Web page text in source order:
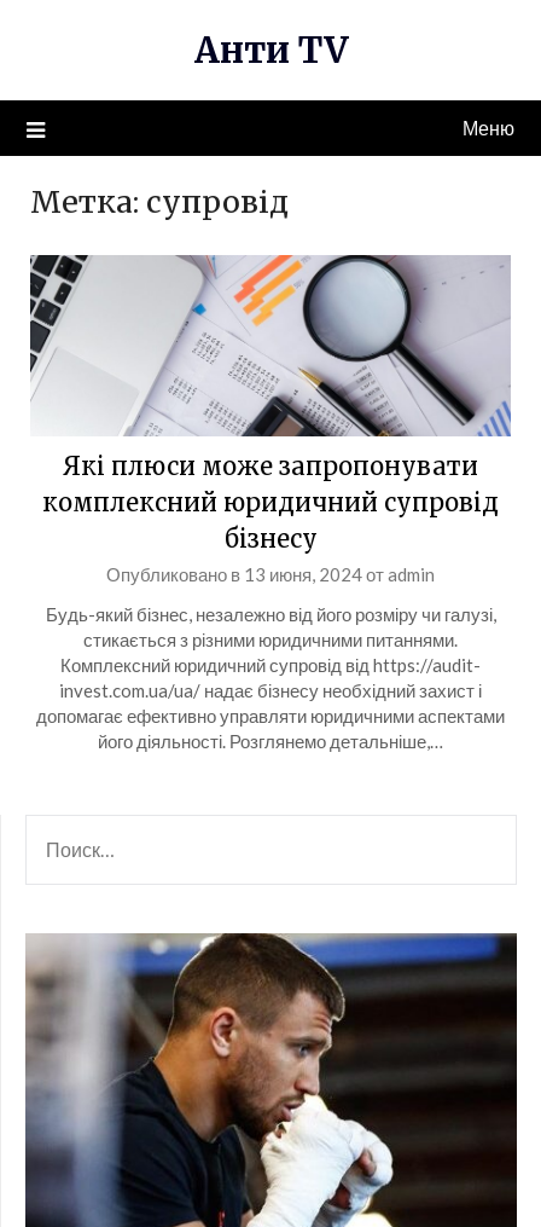
Анти TV
Меню
Метка: супровід
Які плюси може запропонувати
комплексний юридичний супровід
бізнесу
Опубликовано в 13 июня, 2024отadmin
Будь-який бізнес, незалежно від його розміру чи галузі,
стикається з різними юридичними питаннями.
Комплексний юридичний супровід від https://audit-
invest.com.ua/ua/ надає бізнесу необхідний захист і
допомагає ефективно управляти юридичними аспектами
його діяльності. Розглянемо детальніше,…